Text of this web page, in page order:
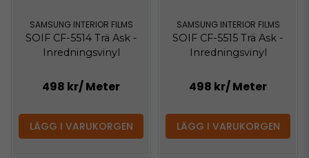
SAMSUNG INTERIOR FILMS
SOIF CF-5514 Trä Ask -
Inredningsvinyl
498 kr/ Meter
LÄGG I VARUKORGEN
SAMSUNG INTERIOR FILMS
SOIF CF-5515 Trä Ask -
Inredningsvinyl
498 kr/ Meter
LÄGG I VARUKORGEN